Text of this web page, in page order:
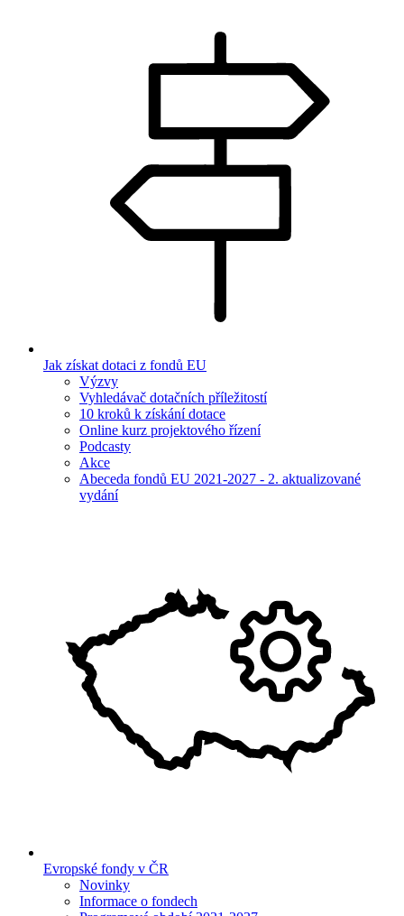
Jak získat dotaci z fondů EU
Výzvy
Vyhledávač dotačních příležitostí
10 kroků k získání dotace
Online kurz projektového řízení
Podcasty
Akce
Abeceda fondů EU 2021-2027 - 2. aktualizované
vydání
Evropské fondy v ČR
Novinky
Informace o fondech